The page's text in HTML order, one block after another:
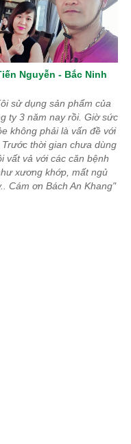
Nguyễn - Bắc Ninh
sử dụng sản phẩm của
ty 3 năm nay rồi. Giờ sức
không phải là vấn đề với
Trước thời gian chưa dùng
vất vả với các căn bệnh
xương khớp, mất ngủ
Cám ơn Bách An Khang